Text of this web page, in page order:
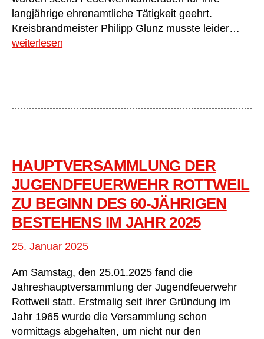
langjährige ehrenamtliche Tätigkeit geehrt.
Kreisbrandmeister Philipp Glunz musste leider…
weiterlesen
HAUPTVERSAMMLUNG DER
JUGENDFEUERWEHR ROTTWEIL
ZU BEGINN DES 60-JÄHRIGEN
BESTEHENS IM JAHR 2025
25. Januar 2025
Am Samstag, den 25.01.2025 fand die
Jahreshauptversammlung der Jugendfeuerwehr
Rottweil statt. Erstmalig seit ihrer Gründung im
Jahr 1965 wurde die Versammlung schon
vormittags abgehalten, um nicht nur den